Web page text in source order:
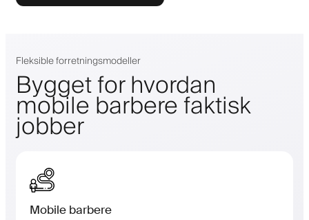
Fleksible forretningsmodeller
Bygget for hvordan
mobile barbere faktisk
jobber
Mobile barbere